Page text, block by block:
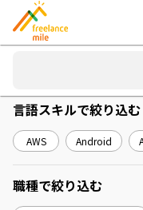
言語スキルで絞り込む
AWS Android
職種で絞り込む